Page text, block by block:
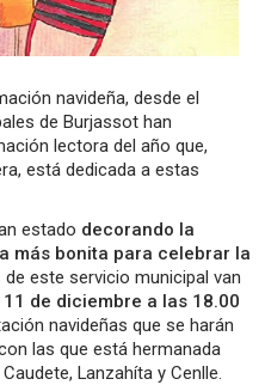
navideña, desde el
de Burjassot han
lectora del año que,
está dedicada a estas
estado decorando la
más bonita para celebrar la
este servicio municipal van
11 de diciembre a las 18.00
navideñas que se harán
las que está hermanada
Lanzahíta y Cenlle.